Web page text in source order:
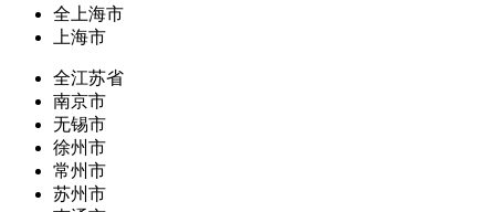
全上海市
上海市
全江苏省
南京市
无锡市
徐州市
常州市
苏州市